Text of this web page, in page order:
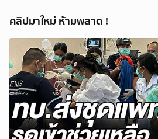
คลิปมาใหม่ ห้ามพลาด !